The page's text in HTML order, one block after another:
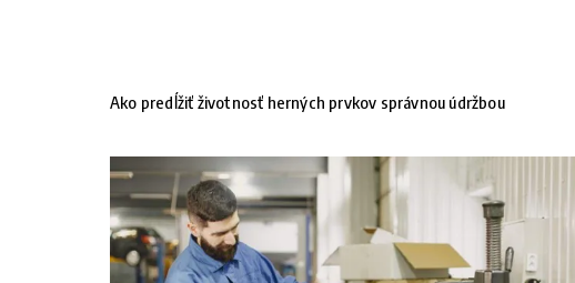
Ako predĺžiť životnosť herných prvkov správnou údržbou